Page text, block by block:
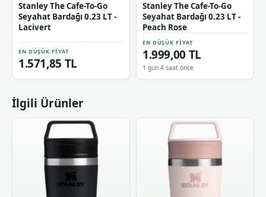
Stanley The Cafe-To-Go
Seyahat Bardağı 0.23 LT -
Lacivert
EN DÜŞÜK FIYAT
1.571,85 TL
Stanley The Cafe-To-Go
Seyahat Bardağı 0.23 LT -
Peach Rose
EN DÜŞÜK FIYAT
1.999,00 TL
1 gün 4 saat önce
İlgili Ürünler